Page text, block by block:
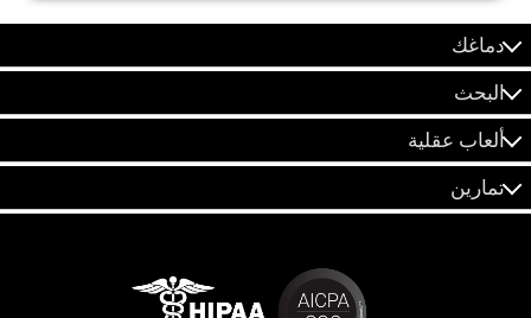
دماغك
البحث
ألعاب عقلية
تمارين